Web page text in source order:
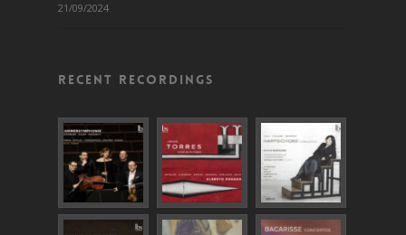
21/09/2024
Recent recordings